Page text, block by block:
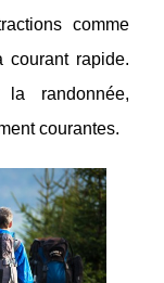
comme
courant rapide.
randonnée,
courantes.